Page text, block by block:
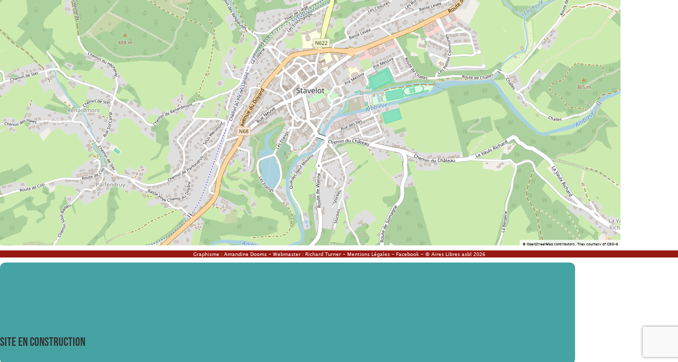
©OpenStreetMapcontributors. Tiles courtesy ofGEO-6
Graphisme : Amandine Dooms- Webmaster : Richard Turner- Mentions Légales- Facebook - © Aires Libres asbl 2026
SITE EN CONSTRUCTION